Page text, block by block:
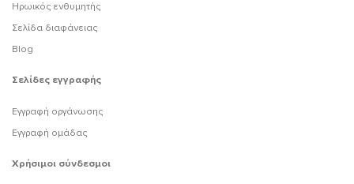
Ηρωικός ενθυμητής
Σελίδα διαφάνειας
Blog
Σελίδες εγγραφής
Εγγραφή οργάνωσης
Εγγραφή ομάδας
Χρήσιμοι σύνδεσμοι